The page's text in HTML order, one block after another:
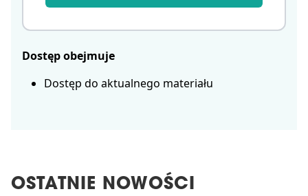
Dostęp obejmuje
Dostęp do aktualnego materiału
OSTATNIE NOWOŚCI